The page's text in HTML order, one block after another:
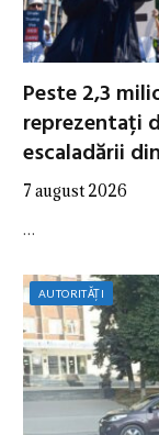
Peste 2,3
reprezentați
escaladării
7 august 2026
…
AUTORITĂȚI